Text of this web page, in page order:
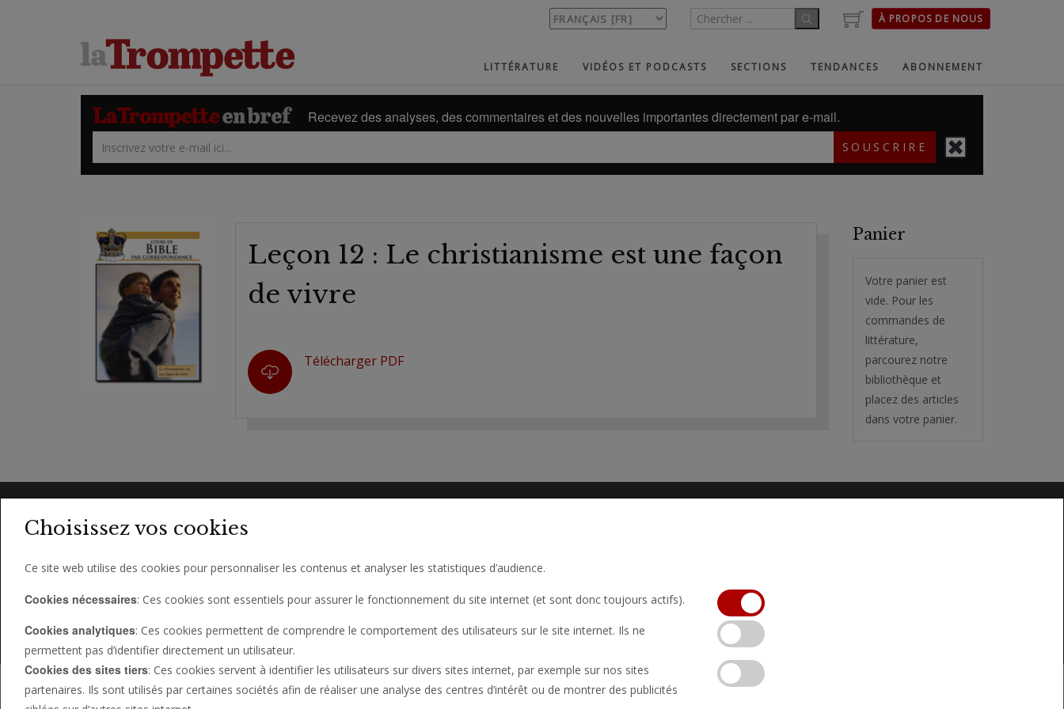
À PROPOS DE NOUS
LITTÉRATURE VIDÉOS ET PODCASTS SECTIONS TENDANCES ABONNEMENT
Recevez des analyses, des commentaires et des nouvelles importantes directement par e-mail.
SOUSCRIRE
Leçon 12 : Le christianisme est une façon
de vivre
Télécharger PDF
Panier
Votre panier est
vide. Pour les
commandes de
littérature,
parcourez notre
bibliothèque et
placez des articles
dans votre panier.
FAIRE UN DON
© 2026 PHILADELPHIA CHURCH OF GOD, ALL RIGHTS RESERVED
© 2026 ÉGLISE DE PHILADELPHIE DE DIEU, VERSION DÉRIVÉE EN FRANÇAIS, TOUS DROITS RÉSERVÉS
Choisissez vos cookies
Ce site web utilise des cookies pour personnaliser les contenus et analyser les statistiques d’audience.
Cookies nécessaires: Ces cookies sont essentiels pour assurer le fonctionnement du site internet (et sont donc toujours actifs).
Cookies analytiques: Ces cookies permettent de comprendre le comportement des utilisateurs sur le site internet. Ils ne
permettent pas d’identifier directement un utilisateur.
Cookies des sites tiers: Ces cookies servent à identifier les utilisateurs sur divers sites internet, par exemple sur nos sites
partenaires. Ils sont utilisés par certaines sociétés afin de réaliser une analyse des centres d’intérêt ou de montrer des publicités